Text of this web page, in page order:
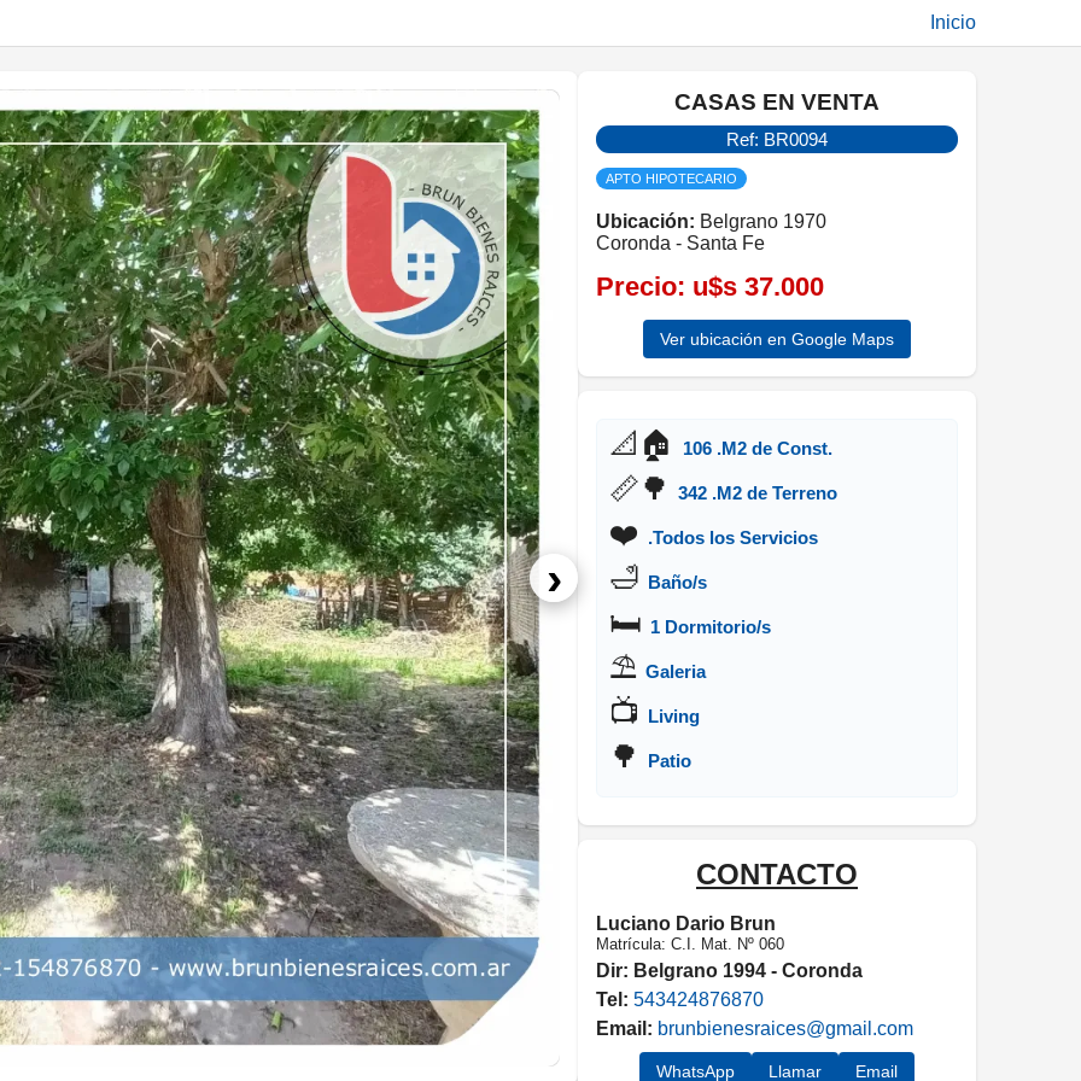
Inicio
›
CASAS EN VENTA
Ref: BR0094
APTO HIPOTECARIO
Ubicación: Belgrano 1970
Coronda - Santa Fe
Precio: u$s 37.000
Ver ubicación en Google Maps
📐🏠 106 .M2 de Const.
📏🌳 342 .M2 de Terreno
❤️ .Todos los Servicios
🛁 Baño/s
🛏️ 1 Dormitorio/s
⛱️ Galeria
📺 Living
🌳 Patio
CONTACTO
Luciano Dario Brun
Matrícula: C.I. Mat. Nº 060
Dir: Belgrano 1994 - Coronda
Tel: 543424876870
Email: brunbienesraices@gmail.com
WhatsApp Llamar Email